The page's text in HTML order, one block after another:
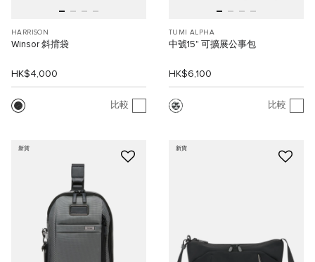
HARRISON
Winsor 斜揹袋
HK$4,000
比較
TUMI ALPHA
中號15" 可擴展公事包
HK$6,100
比較
新貨 新貨